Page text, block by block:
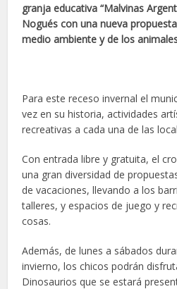
granja educativa “Malvinas
Nogués con una nueva
medio ambiente y de los
Para este receso invernal el
vez en su historia, actividades
recreativas a cada una de las
Con entrada libre y gratuita, el
una gran diversidad de
de vacaciones, llevando a los
talleres, y espacios de juego y
cosas.
Además, de lunes a sábados
invierno, los chicos podrán
Dinosaurios que se estará